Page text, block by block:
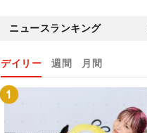
ニュースランキング
デイリー 週間 月間